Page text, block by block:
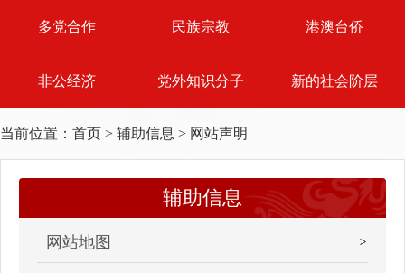
多党合作 民族宗教 港澳台侨
非公经济 党外知识分子 新的社会阶层
当前位置： 首页 > 辅助信息 > 网站声明
辅助信息
网站地图